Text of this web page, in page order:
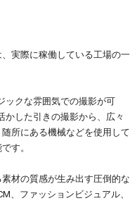
実際に稼働している工場の一
ックな雰囲気での撮影が可
かした引きの撮影から、広々
所にある機械などを使用して
す。
材の質感が生み出す圧倒的な
、ファッションビジュアル、